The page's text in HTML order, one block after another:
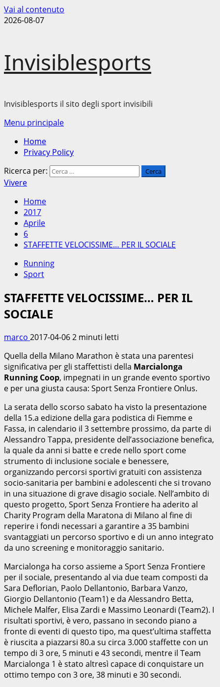
Vai al contenuto
2026-08-07
Invisiblesports
Invisiblesports il sito degli sport invisibili
Menu principale
Home
Privacy Policy
Ricerca per:
Vivere
Home
2017
Aprile
6
STAFFETTE VELOCISSIME… PER IL SOCIALE
Running
Sport
STAFFETTE VELOCISSIME… PER IL
SOCIALE
marco 2017-04-062 minuti letti
Quella della Milano Marathon è stata una parentesi
significativa per gli staffettisti della Marcialonga
Running Coop, impegnati in un grande evento sportivo
e per una giusta causa: Sport Senza Frontiere Onlus.
La serata dello scorso sabato ha visto la presentazione
della 15.a edizione della gara podistica di Fiemme e
Fassa, in calendario il 3 settembre prossimo, da parte di
Alessandro Tappa, presidente dell’associazione benefica,
la quale da anni si batte e crede nello sport come
strumento di inclusione sociale e benessere,
organizzando percorsi sportivi gratuiti con assistenza
socio-sanitaria per bambini e adolescenti che si trovano
in una situazione di grave disagio sociale. Nell’ambito di
questo progetto, Sport Senza Frontiere ha aderito al
Charity Program della Maratona di Milano al fine di
reperire i fondi necessari a garantire a 35 bambini
svantaggiati un percorso sportivo e di un anno integrato
da uno screening e monitoraggio sanitario.
Marcialonga ha corso assieme a Sport Senza Frontiere
per il sociale, presentando al via due team composti da
Sara Deflorian, Paolo Dellantonio, Barbara Vanzo,
Giorgio Dellantonio (Team1) e da Alessandro Betta,
Michele Malfer, Elisa Zardi e Massimo Leonardi (Team2). I
risultati sportivi, è vero, passano in secondo piano a
fronte di eventi di questo tipo, ma quest’ultima staffetta
è riuscita a piazzarsi 80.a su circa 3.000 staffette con un
tempo di 3 ore, 5 minuti e 43 secondi, mentre il Team
Marcialonga 1 è stato altresì capace di conquistare un
ottimo tempo con 3 ore, 38 minuti e 30 secondi.